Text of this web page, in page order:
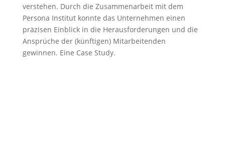
verstehen. Durch die Zusammenarbeit mit dem
Persona Institut konnte das Unternehmen einen
präzisen Einblick in die Herausforderungen und die
Ansprüche der (künftigen) Mitarbeitenden
gewinnen. Eine Case Study.